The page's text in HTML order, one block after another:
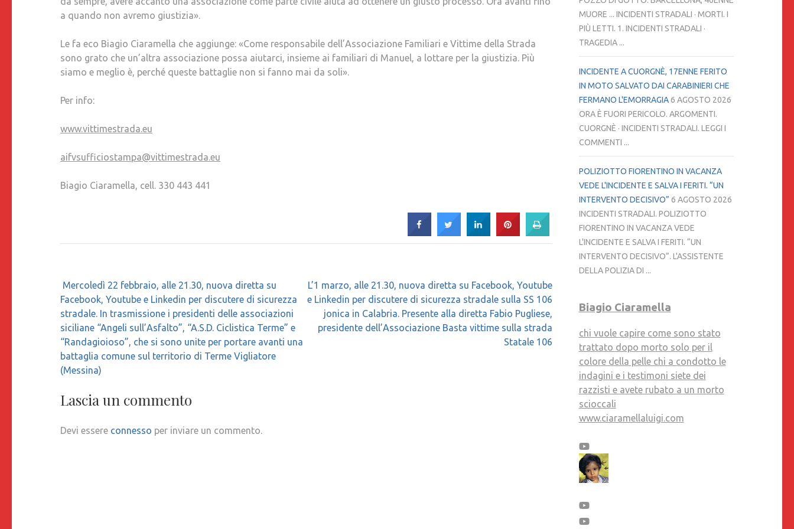
a quando non avremo giustizia».
Le fa eco Biagio Ciaramella che aggiunge: «Come responsabile dell’Associazione Familiari e Vittime della Strada
sono grato che un’altra associazione possa aiutarci, insieme ai familiari di Manuel, a lottare per la giustizia. Più
siamo e meglio è, perché queste battaglie non si fanno mai da soli».
Per info:
www.vittimestrada.eu
aifvsufficiostampa@vittimestrada.eu
Biagio Ciaramella, cell. 330 443 441
Navigazione
articoli
Mercoledì 22 febbraio, alle 21.30, nuova diretta su
Facebook, Youtube e Linkedin per discutere di sicurezza
stradale. In trasmissione i presidenti delle associazioni
siciliane “Angeli sull’Asfalto”, “A.S.D. Ciclistica Terme” e
“Randagioioso”, che si sono unite per portare avanti una
battaglia comune sul territorio di Terme Vigliatore
(Messina)
L’1 marzo, alle 21.30, nuova diretta su Facebook, Youtube
e Linkedin per discutere di sicurezza stradale sulla SS 106
jonica in Calabria. Presente alla diretta Fabio Pugliese,
presidente dell’Associazione Basta vittime sulla strada
Statale 106
Lascia un commento
Devi essere connesso per inviare un commento.
MUORE ... INCIDENTI STRADALI · MORTI. I
PIÙ LETTI. 1. INCIDENTI STRADALI ·
TRAGEDIA ...
INCIDENTE A CUORGNÈ, 17ENNE FERITO
IN MOTO SALVATO DAI CARABINIERI CHE
FERMANO L'EMORRAGIA 6 AGOSTO 2026
ORA È FUORI PERICOLO. ARGOMENTI.
CUORGNÈ · INCIDENTI STRADALI. LEGGI I
COMMENTI ...
POLIZIOTTO FIORENTINO IN VACANZA
VEDE L'INCIDENTE E SALVA I FERITI. “UN
INTERVENTO DECISIVO” 6 AGOSTO 2026
INCIDENTI STRADALI. POLIZIOTTO
FIORENTINO IN VACANZA VEDE
L'INCIDENTE E SALVA I FERITI. “UN
INTERVENTO DECISIVO”. L'ASSISTENTE
DELLA POLIZIA DI ...
Biagio Ciaramella
chi vuole capire come sono stato
trattato dopo morto solo per il
colore della pelle chi a condotto le
indagini e i testimoni siete dei
razzisti e avete rubato a un morto
scioccali
www.ciaramellaluigi.com